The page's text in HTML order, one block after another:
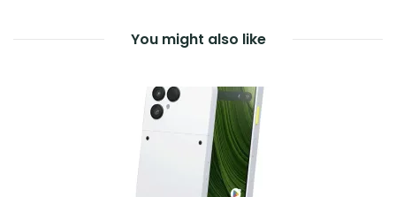
You might also like